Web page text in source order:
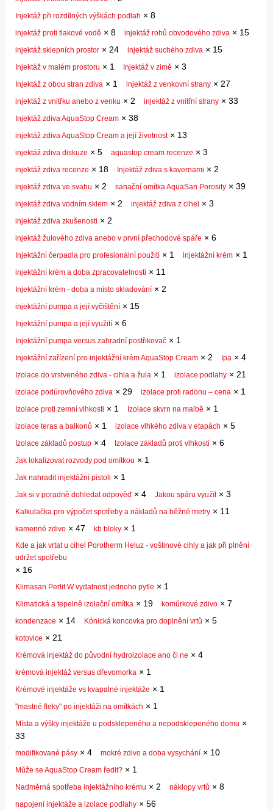
Injektáž při rozdílných výškách podlah × 8
injektáž proti tlakové vodě × 8 injektáž rohů obvodového zdiva × 15
injektáž sklepních prostor × 24 injektáž suchého zdiva × 15
Injektáž v malém prostoru × 1 Injektáž v zimě × 3
Injektáž z obou stran zdiva × 1 injektáž z venkovní strany × 27
injektáž z vnitřku anebo z venku × 2 injektáž z vnitřní strany × 33
Injektáž zdiva AquaStop Cream × 38
injektáž zdiva AquaStop Cream a její životnost× 13
injektáž zdiva diskuze × 5 aquastop cream recenze × 3
injektáž zdiva recenze × 18 Injektáž zdiva s kavernami × 2
injektáž zdiva ve svahu × 2 sanační omítka AquaSan Porosity × 39
injektáž zdiva vodním sklem × 2 injektáž zdiva z cihel × 3
injektáž zdiva zkušenosti × 2
injektáž žulového zdiva anebo v první přechodové spáře × 6
Injektážní čerpadla pro profesionální použití × 1 injektážní krém × 1
injektážní krém a doba zpracovatelnosti × 11
Injektážní krém - doba a místo skladování × 2
injektážní pumpa a její vyčištění × 15
Injektážní pumpa a její využití × 6
Injektážní pumpa versus zahradní postřikovač × 1
Injektážní zařízení pro injektážní krém AquaStop Cream × 2 Ipa × 4
Izolace do vrstveného zdiva - cihla a žula × 1 izolace podlahy × 21
izolace podúrovňového zdiva × 29 izolace proti radonu – cena × 1
Izolace proti zemní vlhkosti × 1 Izolace skvrn na malbě × 1
izolace teras a balkonů × 1 izolace vlhkého zdiva v etapách × 5
Izolace základů postup × 4 Izolace základů proti vlhkosti × 6
Jak lokalizovat rozvody pod omítkou × 1
Jak nahradit injektážní pistoli × 1
Jak si v poradně dohledat odpověď× 4 Jakou spáru využít× 3
Kalkulačka pro výpočet spotřeby a nákladů na běžné metry × 11
kamenné zdivo × 47 kb bloky × 1
Kde a jak vrtat u cihel Porotherm Heluz - voštinové cihly a jak při plnění
udržet spotřebu
× 16
Klimasan Perlit W vydatnost jednoho pytle × 1
Klimatická a tepelně izolační omítka × 19 komůrkové zdivo × 7
kondenzace × 14 Kónická koncovka pro doplnění vrtů × 5
kotovice × 21
Krémová injektáž do původní hydroizolace ano či ne × 4
krémová injektáž versus dřevomorka × 1
Krémové injektáže vs kvapalné injektáže × 1
"mastné fleky" po injektáži na omítkách × 1
Místa a výšky injektáže u podsklepeného a nepodsklepeného domu ×
33
modifikované pásy × 4 mokré zdivo a doba vysychání × 10
Může se AquaStop Cream ředit? × 1
Nadměrná spotřeba injektážního krému × 2 náklopy vrtů × 8
napojení injektáže a izolace podlahy × 56